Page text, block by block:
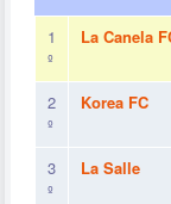
1
º
La Canela
2
º
Korea FC
3
º
La Salle